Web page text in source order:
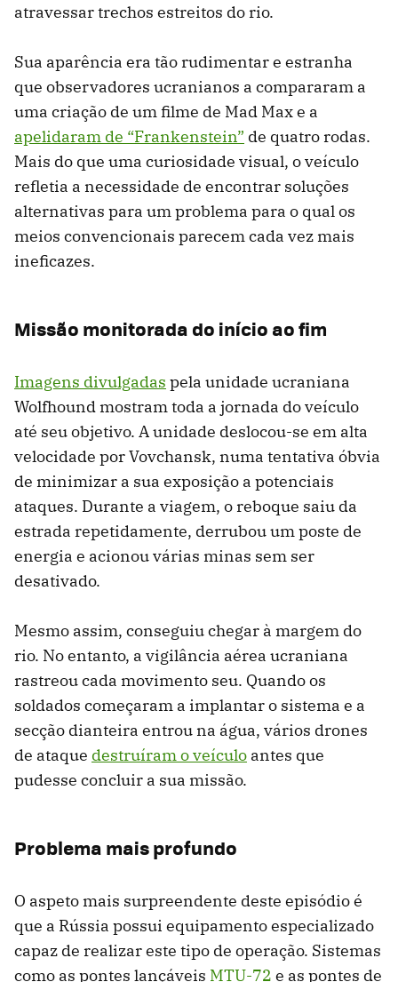
atravessar trechos estreitos do rio.
Sua aparência era tão rudimentar e estranha
que observadores ucranianos a compararam a
uma criação de um filme de Mad Max e a
apelidaram de “Frankenstein” de quatro rodas.
Mais do que uma curiosidade visual, o veículo
refletia a necessidade de encontrar soluções
alternativas para um problema para o qual os
meios convencionais parecem cada vez mais
ineficazes.
Missão monitorada do início ao fim
Imagens divulgadas pela unidade ucraniana
Wolfhound mostram toda a jornada do veículo
até seu objetivo. A unidade deslocou-se em alta
velocidade por Vovchansk, numa tentativa óbvia
de minimizar a sua exposição a potenciais
ataques. Durante a viagem, o reboque saiu da
estrada repetidamente, derrubou um poste de
energia e acionou várias minas sem ser
desativado.
Mesmo assim, conseguiu chegar à margem do
rio. No entanto, a vigilância aérea ucraniana
rastreou cada movimento seu. Quando os
soldados começaram a implantar o sistema e a
secção dianteira entrou na água, vários drones
de ataque destruíram o veículo antes que
pudesse concluir a sua missão.
Problema mais profundo
O aspeto mais surpreendente deste episódio é
que a Rússia possui equipamento especializado
capaz de realizar este tipo de operação. Sistemas
como as pontes lançáveis ​​ MTU-72 e as pontes de